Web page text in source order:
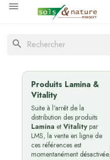

search
Produits Lamina &
Vitality
Suite à l'arrêt de la
distribution des produits
Lamina et Vitalitypar
LMS, la vente en ligne de
ces références est
momentanément désactivée.